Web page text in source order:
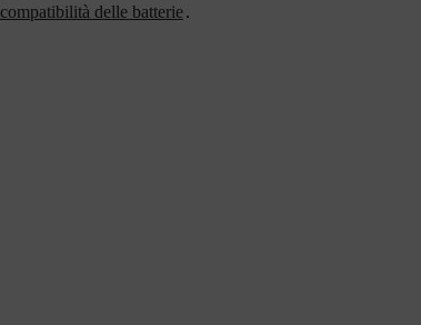
compatibilità delle batterie.